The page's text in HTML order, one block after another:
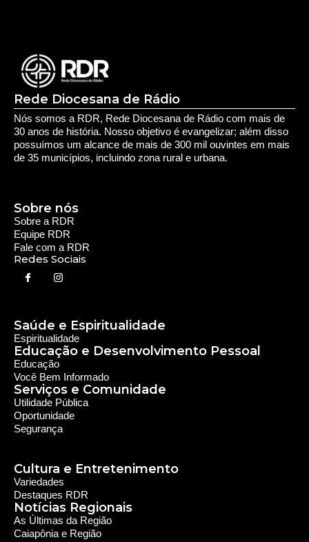
Deixe seu Comentário:
Comments are closed.
Rede Diocesana de Rádio
30 anos de história. Nosso objetivo é evangelizar; além disso
possuímos um alcance de mais de 300 mil ouvintes em mais
de 35 municípios, incluindo zona rural e urbana.
Sobre a RDR
Equipe RDR
Fale com a RDR
Sobre nós
Saúde e Espiritualidade
Espiritualidade
Educação e Desenvolvimento Pessoal